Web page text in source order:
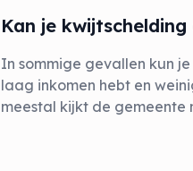
Kan je
In sommige gevallen kun
laag inkomen hebt en
meestal kijkt de gemeente